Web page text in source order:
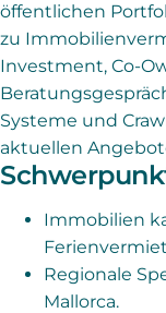
öffentlichen
zu
Investment, Co-
Systeme und
aktuellen
Immobilien
Regionale
Mallorca.